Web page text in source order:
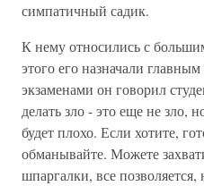
симпатичный садик.
К нему относились с
этого его назначали
экзаменами он говорил
делать зло - это еще не зло,
будет плохо. Если хотите,
обманывайте. Можете
шпаргалки, все